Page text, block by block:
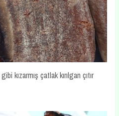
kızarmış çatlak kırılgan çıtır